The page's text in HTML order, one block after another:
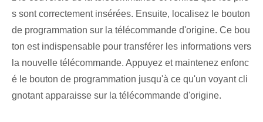
s sont correctement insérées. Ensuite, localisez le ⁢bouton
de programmation​ sur la télécommande d'origine. Ce bou
ton est indispensable pour transférer les informations vers
la nouvelle télécommande. Appuyez et maintenez enfonc
é le bouton de programmation jusqu'à ce qu'un voyant cli
gnotant apparaisse sur la télécommande d'origine.